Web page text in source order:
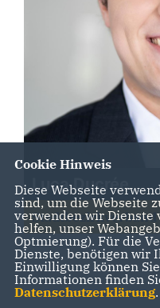
Luca Ducrée
Stadtbezirkverband
Cookie Hinweis
Diese Webseite
sind, um die Webseite
verwenden wir
helfen, unser
Optmierung). Für die
Dienste, benötigen wir
Einwilligung können
Informationen finden
Datenschutzerklärung.